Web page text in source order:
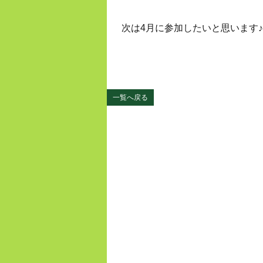
次は4月に参加したいと思います♪
一覧へ戻る